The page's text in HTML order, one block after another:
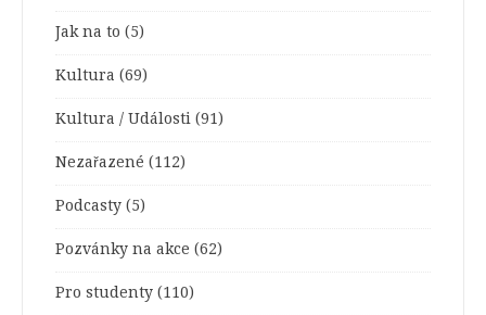
Jak na to (5)
Kultura (69)
Kultura / Události (91)
Nezařazené (112)
Podcasty (5)
Pozvánky na akce (62)
Pro studenty (110)